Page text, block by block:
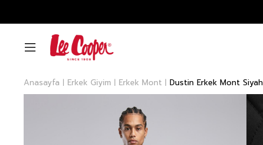
Anasayfa Erkek Giyim Erkek Mont Dustin Erkek Mont Siyah